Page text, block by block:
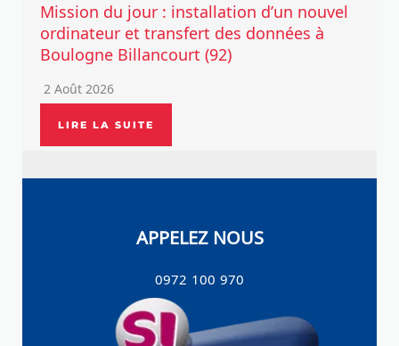
Mission du jour : installation d’un nouvel
ordinateur et transfert des données à
Boulogne Billancourt (92)
2 Août 2026
LIRE LA SUITE
APPELEZ NOUS
0972 100 970